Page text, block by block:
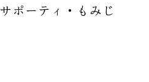
ポーティ・もみじ